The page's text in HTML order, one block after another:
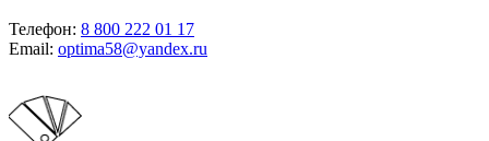
Телефон: 8 800 222 01 17
Email: optima58@yandex.ru